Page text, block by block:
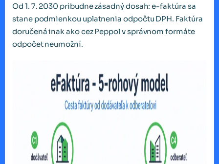
Od 1. 7. 2030 pribudne zásadný dosah: e-faktúra sa
stane podmienkou uplatnenia odpočtu DPH. Faktúra
doručená inak ako cez Peppol v správnom formáte
odpočet neumožní.